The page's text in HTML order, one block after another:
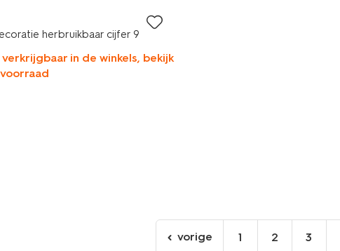
herbruikbaar cijfer 9
verkrijgbaar in de winkels, bekijk
ga
vorige 1 2 3